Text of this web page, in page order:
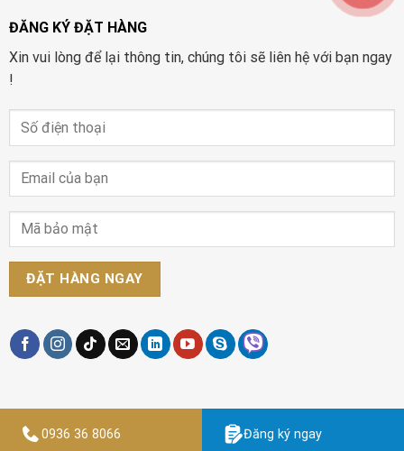
ĐĂNG KÝ ĐẶT HÀNG
Xin vui lòng để lại thông tin, chúng tôi sẽ liên hệ với bạn ngay
!
Designed by Thiết kế website Findme
0936 36 8066 Đăng ký ngay